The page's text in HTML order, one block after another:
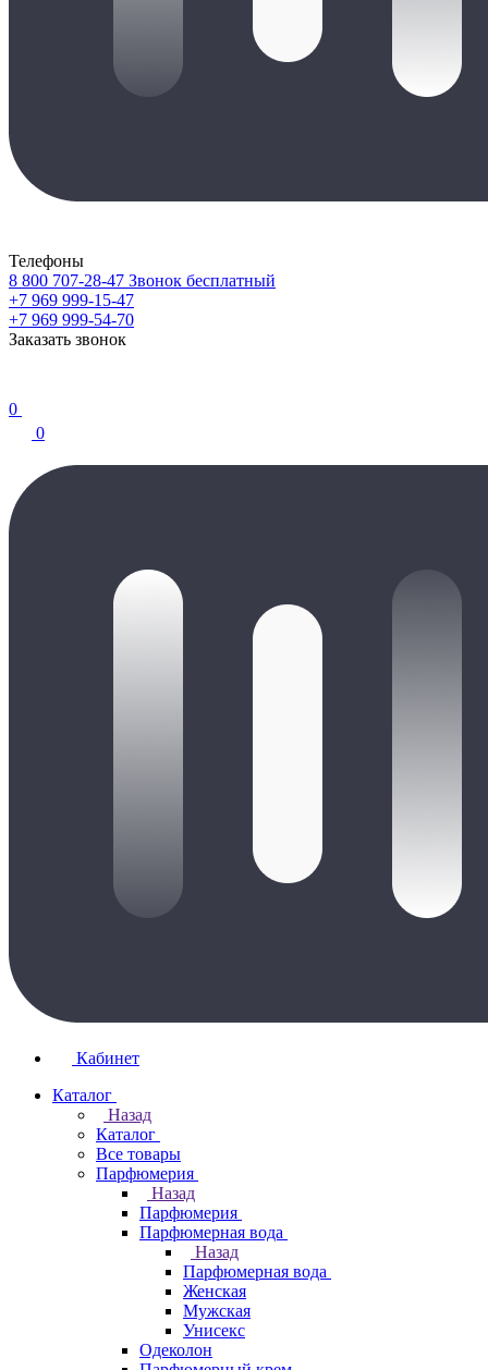
Телефоны
8 800 707-28-47 Звонок бесплатный
+7 969 999-15-47
+7 969 999-54-70
Заказать звонок
0
0
Кабинет
Каталог
Назад
Каталог
Все товары
Парфюмерия
Назад
Парфюмерия
Парфюмерная вода
Назад
Парфюмерная вода
Женская
Мужская
Унисекс
Одеколон